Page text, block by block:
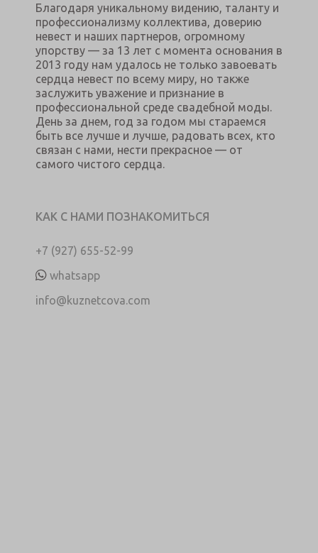
Благодаря уникальному видению, таланту и
профессионализму коллектива, доверию
невест и наших партнеров, огромному
упорству — за 13 лет с момента основания в
2013 году нам удалось не только завоевать
сердца невест по всему миру, но также
заслужить уважение и признание в
профессиональной среде свадебной моды.
День за днем, год за годом мы стараемся
быть все лучше и лучше, радовать всех, кто
связан с нами, нести прекрасное — от
самого чистого сердца.
КАК С НАМИ ПОЗНАКОМИТЬСЯ
+7 (927) 655-52-99
whatsapp
info@kuznetcova.com